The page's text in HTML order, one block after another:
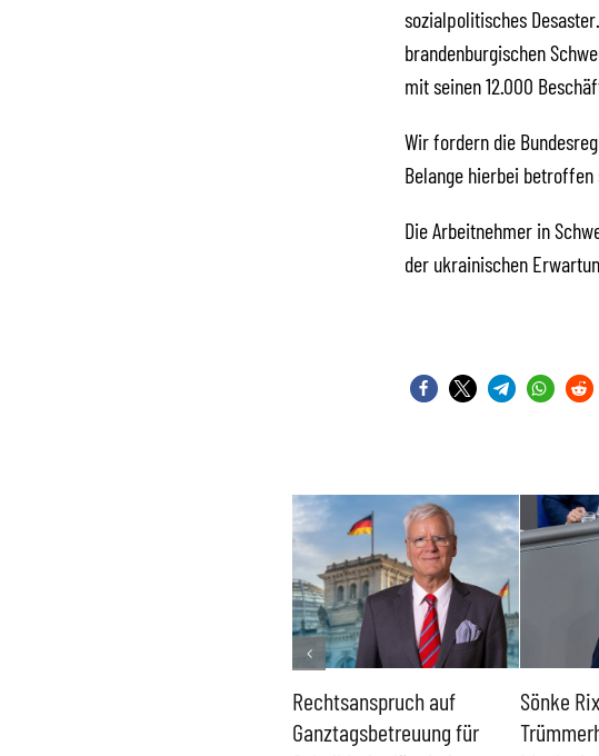
sozialpolitisches
brandenburgischen
mit seinen 12.000
Wir fordern die
Belange hierbei betroffen
Die Arbeitnehmer in
der ukrainischen
Rechtsanspruch auf
Ganztagsbetreuung für
Sönke